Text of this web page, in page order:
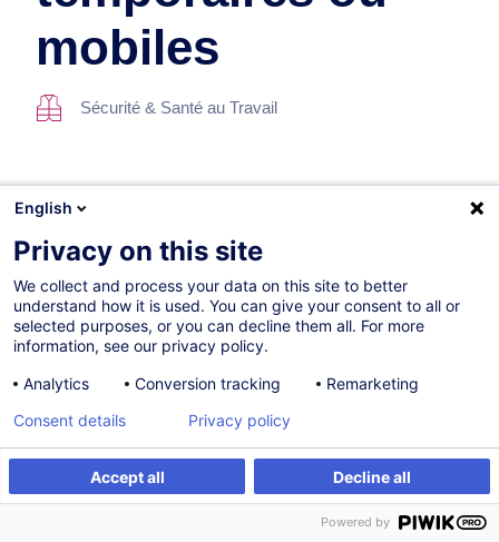
mobiles
Sécurité & Santé au Travail
Parcours certifiants
Ensemble de cours proposés selon une logique et
chronologie déterminées. Proposés en collaboration avec
une association professionnelle, les parcours certifiants
sont sanctionnés par un certificat de réussite.
Coordinateur de sécurité et de santé sur les
chantiers temporaires ou mobiles - Niveau A,
English
Privacy on this site
We collect and process your data on this site to better
understand how it is used. You can give your consent to all or
selected purposes, or you can decline them all. For more
information, see our privacy policy.
Analytics
Conversion tracking Remarketing
Accept all Decline all
Consent details Privacy policy
Powered by